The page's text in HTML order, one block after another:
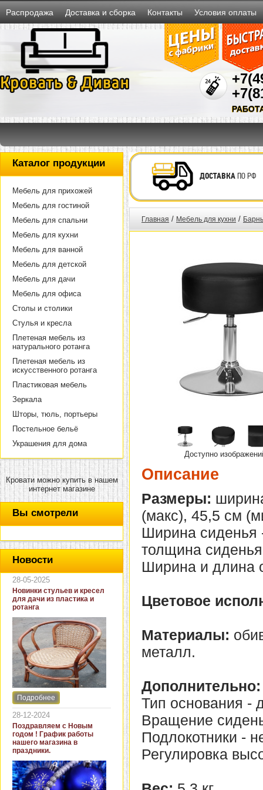
Распродажа Доставка и сборка Контакты Условия оплаты
Каталог продукции
Мебель для прихожей
Мебель для гостиной
Мебель для спальни
Мебель для кухни
Мебель для ванной
Мебель для детской
Мебель для дачи
Мебель для офиса
Столы и столики
Стулья и кресла
Плетеная мебель из
натурального ротанга
Плетеная мебель из
искусственного ротанга
Пластиковая мебель
Зеркала
Шторы, тюль, портьеры
Постельное бельё
Украшения для дома
Кровати можно купить в нашем
интернет магазине
Вы смотрели
Новости
28-05-2025
Новинки стульев и кресел
для дачи из пластика и
ротанга
Интернет-магазин "Кровать
и диван" представляет
новинки стульев и кресел
для дачи. В ассортименте
представлены как
бюджетные модели из
пластика для дачи, так и
кресла для загородных
домов из натурального и
искусственного ротанга.
Подробнее
28-12-2024
Поздравляем с Новым
годом ! График работы
нашего магазина в
праздники.
ДОСТАВКАПО РФ
Главная / Мебель для кухни /
Доступно
Описание
Размеры:
(макс), 45,5 см
Ширина сиденья
толщина
Ширина и длина
Цветовое
Материалы:
металл.
Дополнительно:
Тип основания -
Вращение
Подлокотники -
Регулировка